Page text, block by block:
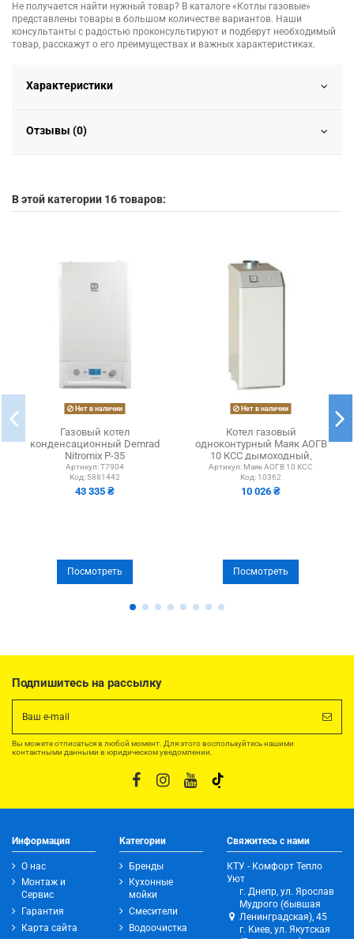
Не получается найти нужный товар? В каталоге «Котлы газовые»
представлены товары в большом количестве вариантов. Наши
консультанты с радостью проконсультируют и подберут необходимый
товар, расскажут о его преимуществах и важных характеристиках.
Характеристики
Отзывы (0)
В этой категории 16 товаров:
Нет в наличии
Газовый котел
конденсационный Demrad
Nitromix P-35
Артикул:T7904
Код: 5881442
43 335 ₴
Посмотреть
Нет в наличии
Котел газовый
одноконтурный Маяк АОГВ
10 КСС дымоходный,
стальной
Артикул: Маяк АОГВ 10 КСС
Код: 10362
10 026 ₴
Посмотреть
Подпишитесь на рассылку
Вы можете отписаться в любой момент. Для этого воспользуйтесь нашими
контактными данными в юридическом уведомлении.
Информация
О нас
Монтаж и
Сервис
Гарантия
Карта сайта
Категории
Бренды
Кухонные
мойки
Смесители
Водоочистка
Свяжитесь с нами
КТУ - Комфорт Тепло
Уют
г. Днепр, ул. Ярослав
Мудрого (бывшая
Ленинградская), 45
г. Киев, ул. Якутская